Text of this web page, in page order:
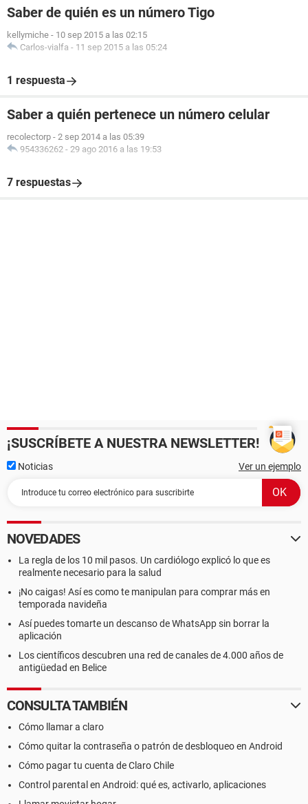
Saber de quién es un número Tigo
kellymiche - 10 sep 2015 a las 02:15
Carlos-vialfa - 11 sep 2015 a las 05:24
1 respuesta
Saber a quién pertenece un número celular
recolectorp - 2 sep 2014 a las 05:39
954336262 - 29 ago 2016 a las 19:53
7 respuestas
¡SUSCRÍBETE A NUESTRA NEWSLETTER!
Noticias Ver un ejemplo
NOVEDADES
La regla de los 10 mil pasos. Un cardiólogo explicó lo que es
realmente necesario para la salud
¡No caigas! Así es como te manipulan para comprar más en
temporada navideña
Así puedes tomarte un descanso de WhatsApp sin borrar la
aplicación
Los científicos descubren una red de canales de 4.000 años de
antigüedad en Belice
CONSULTA TAMBIÉN
Cómo llamar a claro
Cómo quitar la contraseña o patrón de desbloqueo en Android
Cómo pagar tu cuenta de Claro Chile
Control parental en Android: qué es, activarlo, aplicaciones